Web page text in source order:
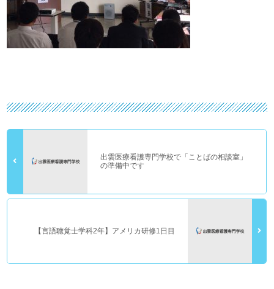
出雲医療看護専門学校で「ことばの相談室」
の準備中です
【言語聴覚士学科2年】アメリカ研修1日目